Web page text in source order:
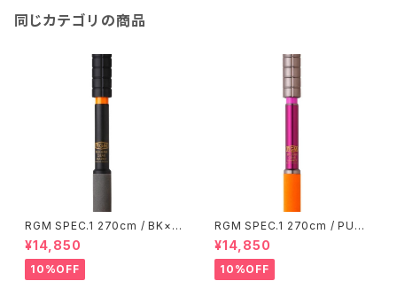
同じカテゴリの商品
RGM SPEC.1 270cm / BK×O
R
¥14,850
10%OFF
RGM SPEC.1 270cm / PU×O
R
¥14,850
10%OFF